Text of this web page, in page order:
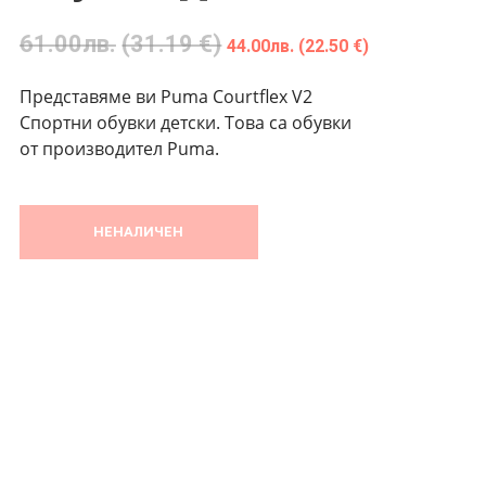
61.00лв. (31.19 €) 44.00лв. (22.50 €)
Представяме ви Puma Courtflex V2
Спортни обувки детски. Това са обувки
от производител Puma.
НЕНАЛИЧЕН